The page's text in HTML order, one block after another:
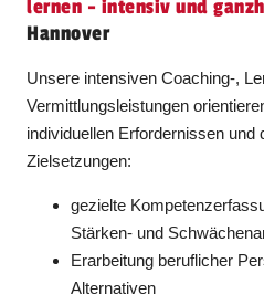
lernen - intensiv und
Hannover
Unsere intensiven Coaching-,
Vermittlungsleistungen
individuellen Erfordernissen und
Zielsetzungen:
gezielte
Stärken- und
Erarbeitung beruflicher
Alternativen